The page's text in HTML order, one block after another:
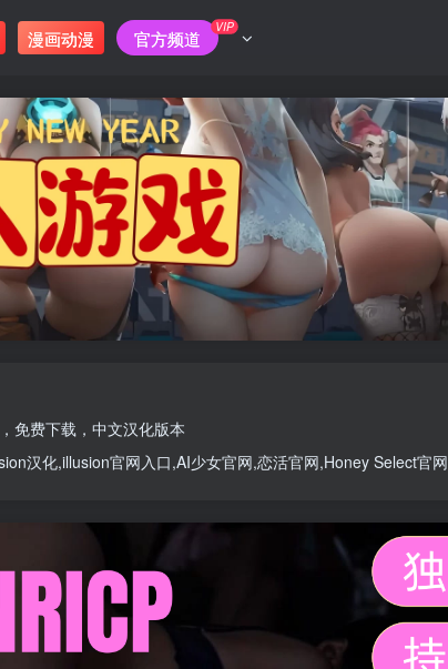
漫画动漫 官方频道
VIP
免费下载，中文汉化版本
汉化,illusion官网入口,AI少女官网,恋活官网,Honey Select官网